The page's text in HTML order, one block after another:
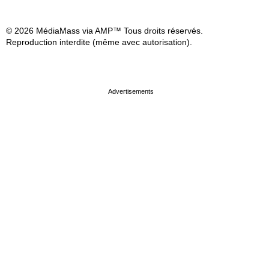
© 2026 MédiaMass via AMP™ Tous droits réservés.
Reproduction interdite (même avec autorisation).